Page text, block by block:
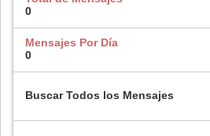
0
Mensajes Por Día
0
Buscar Todos los Mensajes